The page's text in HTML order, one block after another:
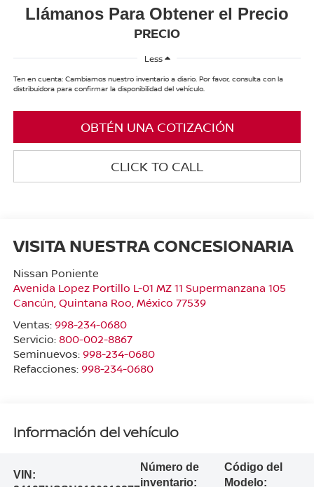
Llámanos Para Obtener el Precio
PRECIO
Less
Ten en cuenta: Cambiamos nuestro inventario a diario. Por favor, consulta con la
distribuidora para confirmar la disponibilidad del vehículo.
OBTÉN UNA COTIZACIÓN
CLICK TO CALL
VISITA NUESTRA CONCESIONARIA
Nissan Poniente
Avenida Lopez Portillo L-01 MZ 11 Supermanzana 105
Cancún Quintana Roo , México 77539
Ventas: 998-234-0680
Servicio: 800-002-8867
Seminuevos: 998-234-0680
Refacciones: 998-234-0680
Información del vehículo
VIN:
Número de
inventario:
Código del
Modelo: